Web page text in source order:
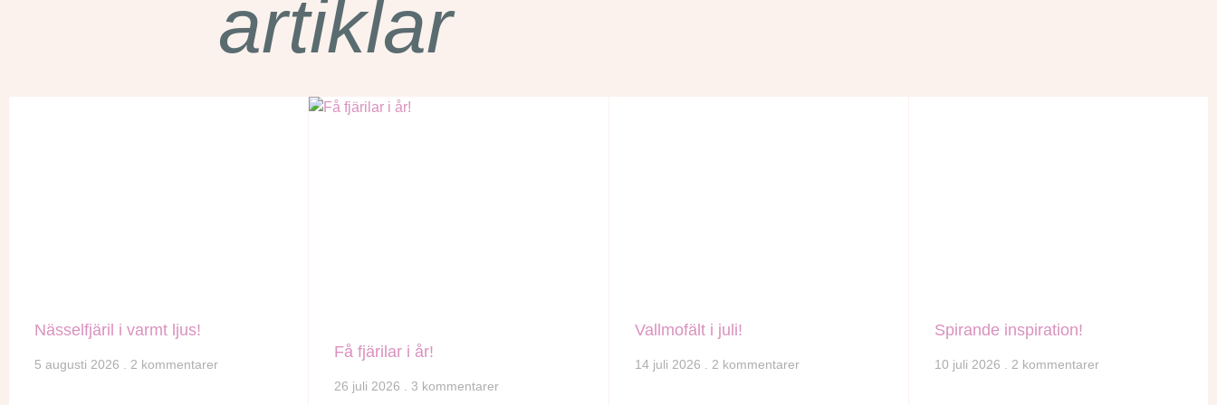
artiklar
Nässelfjäril i varmt ljus!
5 augusti 2026 2 kommentarer
Få fjärilar i år!
26 juli 2026 3 kommentarer
Vallmofält i juli!
14 juli 2026 2 kommentarer
Spirande inspiration!
10 juli 2026 2 kommentarer